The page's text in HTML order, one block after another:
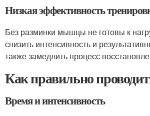
Низкая эффективность
Без разминки мышцы не готовы к
снизить интенсивность и
также замедлить процесс
Как правильно
Время и интенсивность